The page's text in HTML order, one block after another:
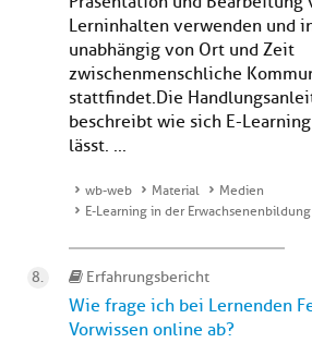
Lerninhalten verwenden und
unabhängig von Ort und Zeit
zwischenmenschliche
stattfindet.Die
beschreibt wie sich E-
lässt. ...
wb-web Material
Medien
E-Learning in der Erwachsenenbildung
Erfahrungsbericht
Wie frage ich bei Lernenden
Vorwissen online ab?